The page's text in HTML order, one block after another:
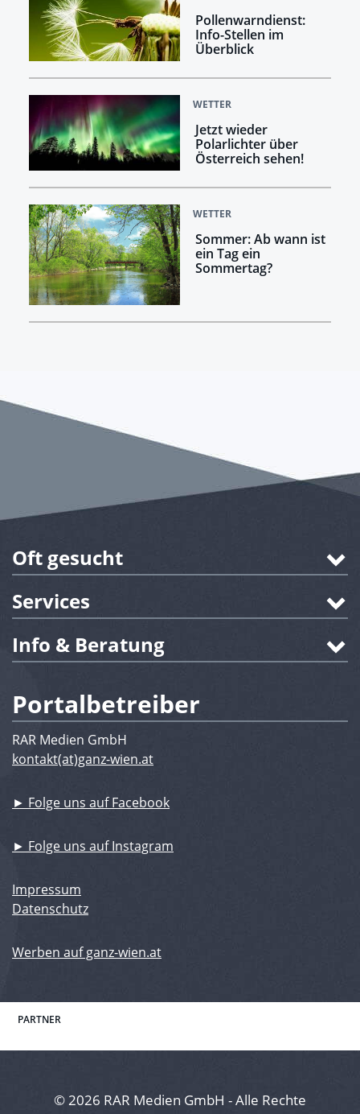
Pollenwarndienst:
Info-Stellen im
Überblick
WETTER
Jetzt wieder
Polarlichter über
Österreich sehen!
WETTER
Sommer: Ab wann ist
ein Tag ein
Sommertag?
Oft gesucht
Services
Info & Beratung
Portalbetreiber
RAR Medien GmbH
kontakt(at)ganz-wien.at
► Folge uns auf Facebook
► Folge uns auf Instagram
Impressum
Datenschutz
Werben auf ganz-wien.at
PARTNER
© 2026 RAR Medien GmbH - Alle Rechte